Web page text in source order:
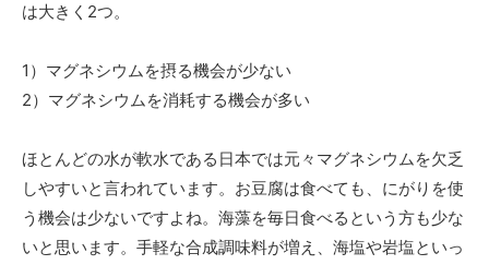
は大きく2つ。
1）マグネシウムを摂る機会が少ない
2）マグネシウムを消耗する機会が多い
ほとんどの水が軟水である日本では元々マグネシウムを欠乏
しやすいと言われています。お豆腐は食べても、にがりを使
う機会は少ないですよね。海藻を毎日食べるという方も少な
いと思います。手軽な合成調味料が増え、海塩や岩塩といっ